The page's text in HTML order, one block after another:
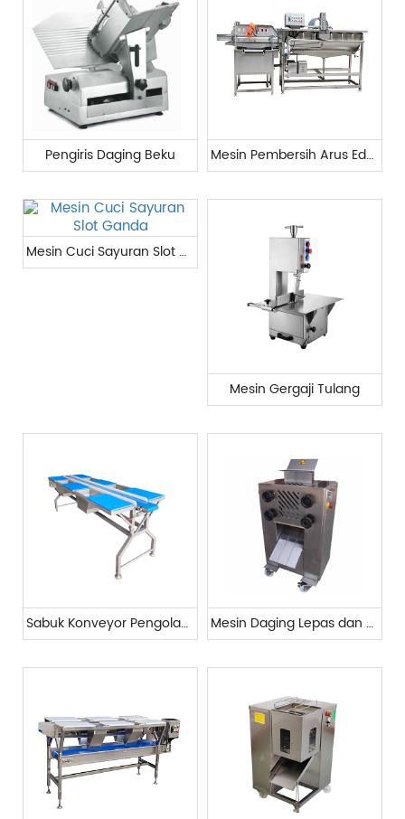
Pengiris Daging Beku Mesin Pembersih Arus Eddy
Mesin Cuci Sayuran Slot Ganda
Mesin Gergaji Tulang
Sabuk Konveyor Pengolahan Sayuran Mesin Daging Lepas dan Tendon Patah